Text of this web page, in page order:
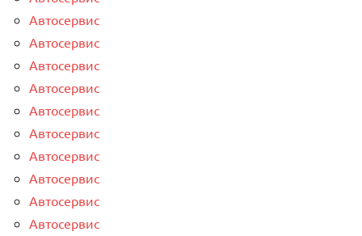
Автосервис
Автосервис
Автосервис
Автосервис
Автосервис
Автосервис
Автосервис
Автосервис
Автосервис
Автосервис